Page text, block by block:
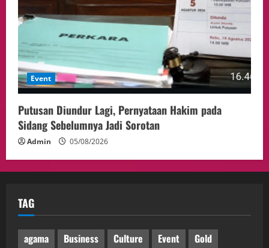
Event
Putusan Diundur Lagi, Pernyataan Hakim pada
Sidang Sebelumnya Jadi Sorotan
Admin 05/08/2026
TAG
agama Business Culture Event
Gold